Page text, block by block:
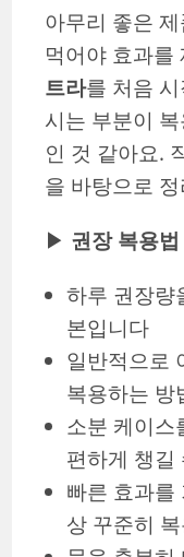
아무리 좋은
먹어야 효과를
트라를 처음
시는 부분이
인 것 같아요.
을 바탕으로
▶ 권장 복용법
하루 권장량
본입니다
일반적으로
복용하는 방
소분 케이스
편하게 챙길
빠른 효과를
상 꾸준히